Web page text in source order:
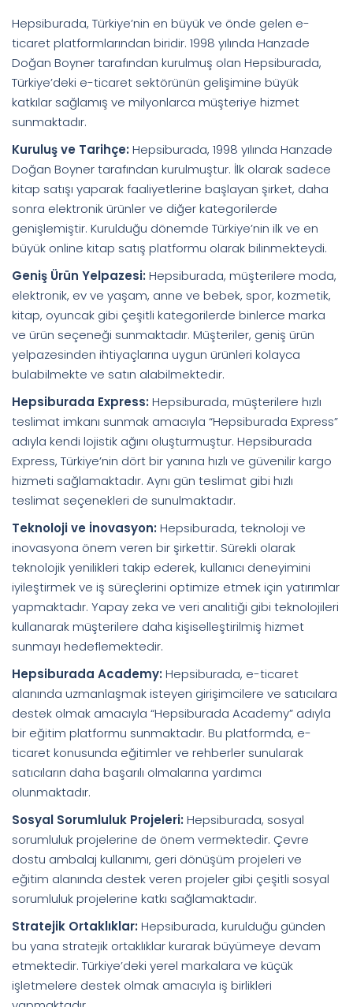
Hepsiburada, Türkiye’nin en büyük ve önde gelen e-
ticaret platformlarından biridir. 1998 yılında Hanzade
Doğan Boyner tarafından kurulmuş olan Hepsiburada,
Türkiye’deki e-ticaret sektörünün gelişimine büyük
katkılar sağlamış ve milyonlarca müşteriye hizmet
sunmaktadır.
Kuruluş ve Tarihçe: Hepsiburada, 1998 yılında Hanzade
Doğan Boyner tarafından kurulmuştur. İlk olarak sadece
kitap satışı yaparak faaliyetlerine başlayan şirket, daha
sonra elektronik ürünler ve diğer kategorilerde
genişlemiştir. Kurulduğu dönemde Türkiye’nin ilk ve en
büyük online kitap satış platformu olarak bilinmekteydi.
Geniş Ürün Yelpazesi: Hepsiburada, müşterilere moda,
elektronik, ev ve yaşam, anne ve bebek, spor, kozmetik,
kitap, oyuncak gibi çeşitli kategorilerde binlerce marka
ve ürün seçeneği sunmaktadır. Müşteriler, geniş ürün
yelpazesinden ihtiyaçlarına uygun ürünleri kolayca
bulabilmekte ve satın alabilmektedir.
Hepsiburada Express: Hepsiburada, müşterilere hızlı
teslimat imkanı sunmak amacıyla “Hepsiburada Express”
adıyla kendi lojistik ağını oluşturmuştur. Hepsiburada
Express, Türkiye’nin dört bir yanına hızlı ve güvenilir kargo
hizmeti sağlamaktadır. Aynı gün teslimat gibi hızlı
teslimat seçenekleri de sunulmaktadır.
Teknoloji ve İnovasyon: Hepsiburada, teknoloji ve
inovasyona önem veren bir şirkettir. Sürekli olarak
teknolojik yenilikleri takip ederek, kullanıcı deneyimini
iyileştirmek ve iş süreçlerini optimize etmek için yatırımlar
yapmaktadır. Yapay zeka ve veri analitiği gibi teknolojileri
kullanarak müşterilere daha kişiselleştirilmiş hizmet
sunmayı hedeflemektedir.
Hepsiburada Academy: Hepsiburada, e-ticaret
alanında uzmanlaşmak isteyen girişimcilere ve satıcılara
destek olmak amacıyla “Hepsiburada Academy” adıyla
bir eğitim platformu sunmaktadır. Bu platformda, e-
ticaret konusunda eğitimler ve rehberler sunularak
satıcıların daha başarılı olmalarına yardımcı
olunmaktadır.
Sosyal Sorumluluk Projeleri: Hepsiburada, sosyal
sorumluluk projelerine de önem vermektedir. Çevre
dostu ambalaj kullanımı, geri dönüşüm projeleri ve
eğitim alanında destek veren projeler gibi çeşitli sosyal
sorumluluk projelerine katkı sağlamaktadır.
Stratejik Ortaklıklar: Hepsiburada, kurulduğu günden
bu yana stratejik ortaklıklar kurarak büyümeye devam
etmektedir. Türkiye’deki yerel markalara ve küçük
işletmelere destek olmak amacıyla iş birlikleri